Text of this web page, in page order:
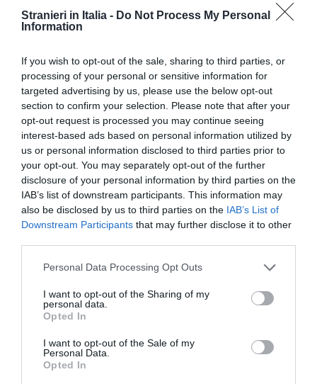
Stranieri in Italia - Do Not Process My Personal
Information
If you wish to opt-out of the sale, sharing to third parties, or
processing of your personal or sensitive information for
targeted advertising by us, please use the below opt-out
section to confirm your selection. Please note that after your
opt-out request is processed you may continue seeing
interest-based ads based on personal information utilized by
us or personal information disclosed to third parties prior to
your opt-out. You may separately opt-out of the further
disclosure of your personal information by third parties on the
IAB’s list of downstream participants. This information may
also be disclosed by us to third parties on the IAB’s List of
Downstream Participants that may further disclose it to other
Personal Data Processing Opt Outs
I want to opt-out of the Sharing of my
personal data.
Opted In
I want to opt-out of the Sale of my
Personal Data.
Opted In
Uno dei punti più discussi riguarda la possibilità
di istituire hub per i rimpatri in Paesi terzi. Si
tratta di strutture o meccanismi esterni
all’Unione verso cui potrebbero essere trasferite
persone destinatarie di una decisione di
appartenenti all’UE. La Commissione precisa che
tali intese dovranno rispettare gli standard
internazionali sui diritti umani e il principio di non
respingimento.